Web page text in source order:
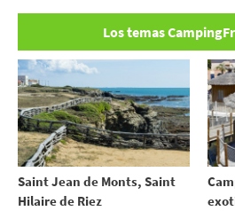
Los temas
Saint Jean de Monts, Saint
Hilaire de Riez